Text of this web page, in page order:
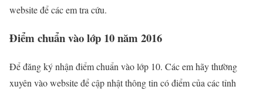
website để các em tra cứu.
Điểm chuẩn vào lớp 10 năm 2016
Để đăng ký nhận điểm chuẩn vào lớp 10. Các em hãy thường
xuyên vào website để cập nhật thông tin có điểm của các tỉnh